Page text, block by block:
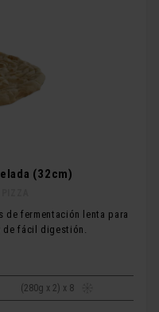
(32cm)
de fermentación lenta para
de fácil digestión.
(280g x 2) x 8